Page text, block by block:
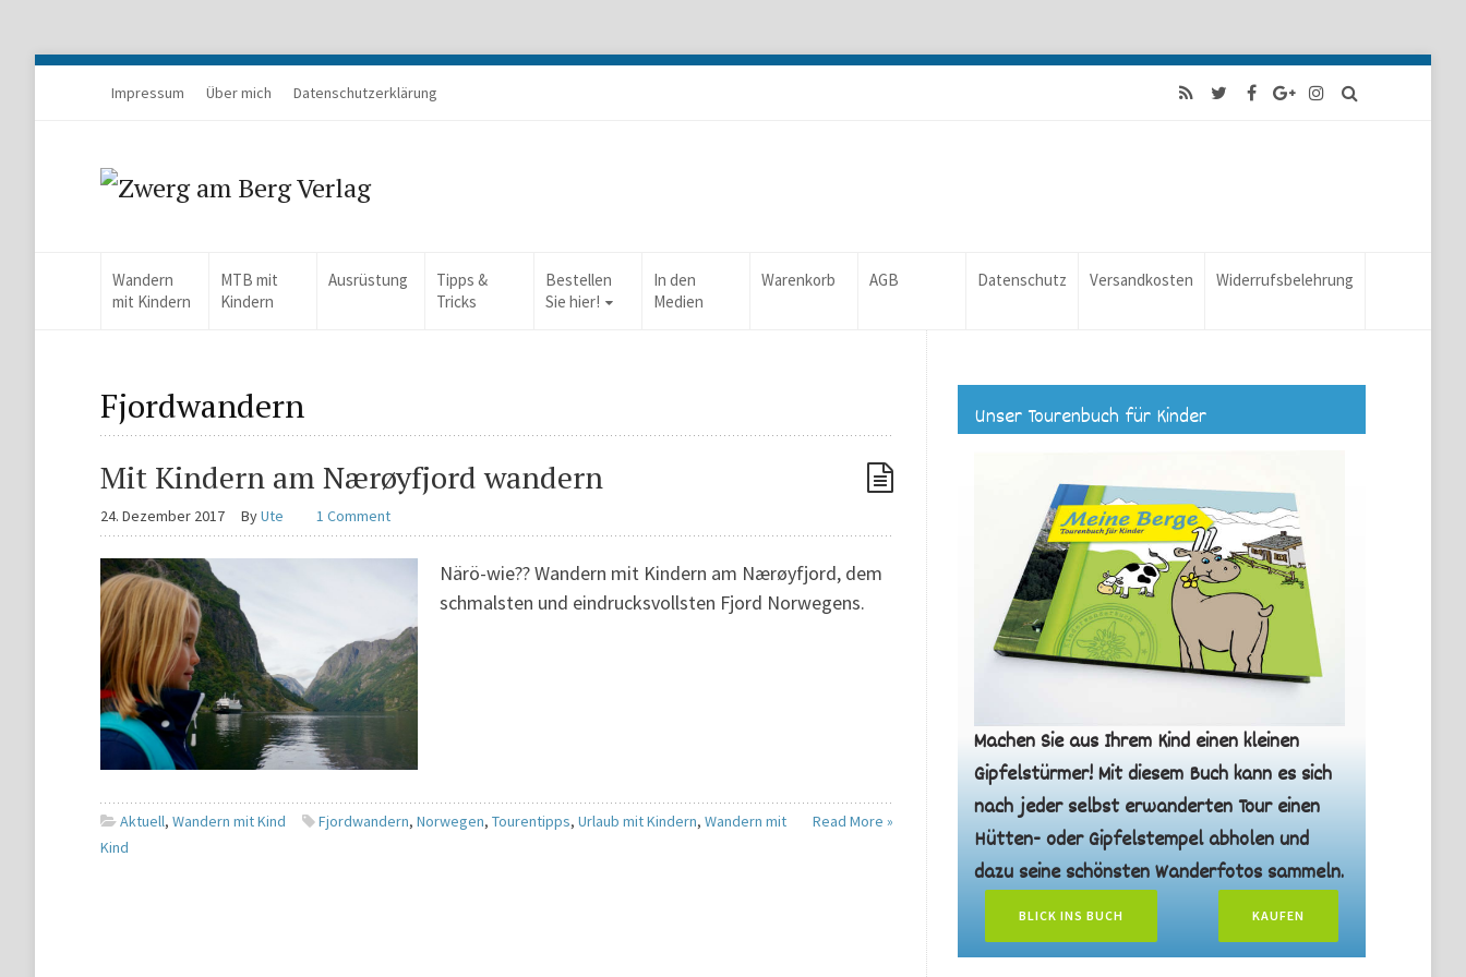
Impressum Über mich Datenschutzerklärung
Wandern
mit Kindern
MTB mit
Kindern
Ausrüstung
Tipps &
Tricks
Bestellen
Sie hier!
In den
Medien
Warenkorb AGB Datenschutz Versandkosten Widerrufsbelehrung
Fjordwandern
Mit Kindern am Nærøyfjord wandern
24. Dezember 2017 ByUte 1 Comment
Närö-wie?? Wandern mit Kindern am Nærøyfjord, dem
schmalsten und eindrucksvollsten Fjord Norwegens.
Read More »
Aktuell, Wandern mit Kind Fjordwandern, Norwegen, Tourentipps, Urlaub mit Kindern, Wandern mit
Kind
Unser Tourenbuch für Kinder
Machen Sie aus Ihrem Kind einen kleinen
Gipfelstürmer! Mit diesem Buch kann es sich
nach jeder selbst erwanderten Tour einen
Hütten- oder Gipfelstempel abholen und
dazu seine schönsten Wanderfotos sammeln.
BLICK INS BUCH KAUFEN